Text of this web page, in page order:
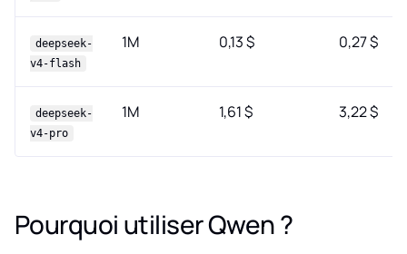
deepseek-
v4-flash
1M 0,13 $ 0,27 $
deepseek-
v4-pro
1M 1,61 $ 3,22 $
Pourquoi utiliser Qwen ?